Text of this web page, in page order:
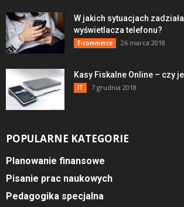
W jakich sytuacjach
wyświetlacza telefonu?
E-commerce 26 marca 2018
Kasy Fiskalne Online – czy
IT 7 grudnia 2018
POPULARNE KATEGORIE
Planowanie finansowe
Pisanie prac naukowych
Pedagogika specjalna